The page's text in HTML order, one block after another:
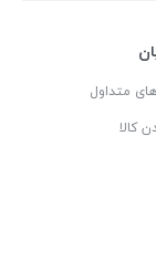
متداول
کالا